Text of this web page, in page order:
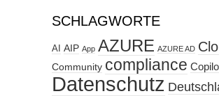
SCHLAGWORTE
AI AIP App AZURE AZURE AD
Community compliance
Datenschutz